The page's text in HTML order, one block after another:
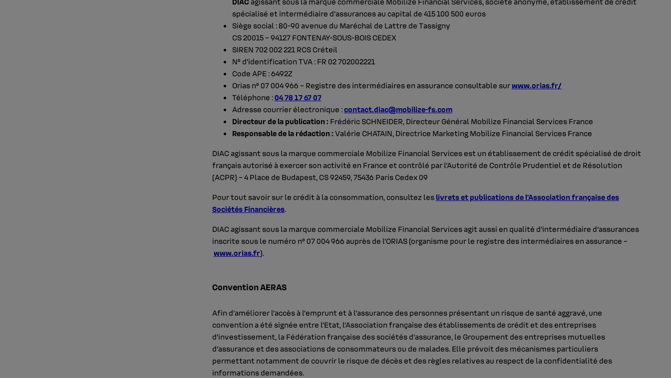
spécialisé et intermédiaire d’assurances au capital de 415 100 500 euros
Siège social : 80-90 avenue du Maréchal de Lattre de Tassigny
CS 20015 – 94127 FONTENAY-SOUS-BOIS CEDEX
SIREN 702 002 221 RCS Créteil
N° d’identification TVA : FR 02 702002221
Code APE : 6492Z
Orias n° 07 004 966 – Registre des intermédiaires en assurance consultable surwww.orias.fr/
Téléphone :04 78 17 67 07
Adresse courrier électronique :contact.diac@mobilize-fs.com
Directeur de la publication : Frédéric SCHNEIDER, Directeur Général Mobilize Financial Services France
Responsable de la rédaction : Valérie CHATAIN, Directrice Marketing Mobilize Financial Services France
DIAC agissant sous la marque commerciale Mobilize Financial Services est un établissement de crédit spécialisé de droit
français autorisé à exercer son activité en France et contrôlé par l’Autorité de Contrôle Prudentiel et de Résolution
(ACPR) – 4 Place de Budapest, CS 92459, 75436 Paris Cedex 09
Pour tout savoir sur le crédit à la consommation, consultez les livrets et publications de l’Association française des
Sociétés Financières.
DIAC agissant sous la marque commerciale Mobilize Financial Services agit aussi en qualité d’intermédiaire d’assurances
inscrite sous le numéro n° 07 004 966 auprès de l’ORIAS (organisme pour le registre des intermédiaires en assurance –
www.orias.fr).
Convention AERAS
Afin d’améliorer l’accès à l’emprunt et à l’assurance des personnes présentant un risque de santé aggravé, une
convention a été signée entre l’Etat, l’Association française des établissements de crédit et des entreprises
d’investissement, la Fédération française des sociétés d’assurance, le Groupement des entreprises mutuelles
d’assurance et des associations de consommateurs ou de malades. Elle prévoit des mécanismes particuliers
permettant notamment de couvrir le risque de décès et des règles relatives au respect de la confidentialité des
informations demandées.